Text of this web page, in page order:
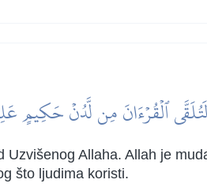
ٱلۡقُرۡءَانَ مِن لَّدُنۡ حَكِيمٍ
Allaha. Allah je
što ljudima koristi.